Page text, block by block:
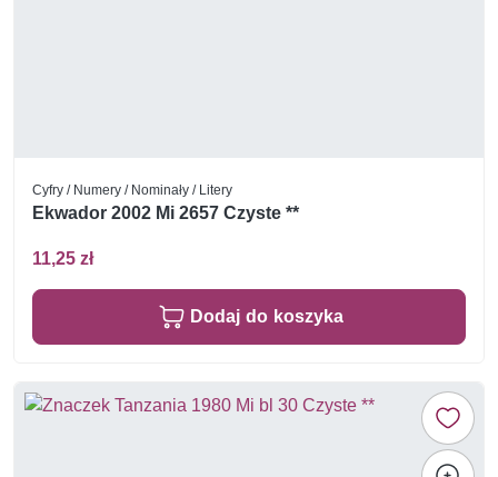
Cyfry / Numery / Nominały / Litery
Ekwador 2002 Mi 2657 Czyste **
11,25 zł
Dodaj do koszyka